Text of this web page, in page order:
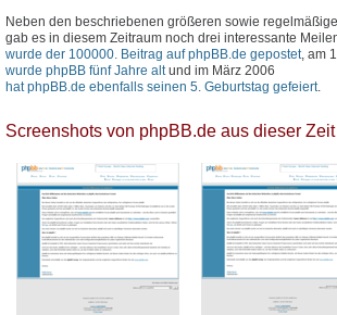
Neben den beschriebenen größeren sowie
gab es in diesem Zeitraum noch drei interessante
wurde der 100000. Beitrag auf phpBB.de gepostet, am
wurde phpBB fünf Jahre altund im März 2006
hat phpBB.de ebenfalls seinen 5. Geburtstag gefeiert.
Screenshots von phpBB.de aus dieser Zeit